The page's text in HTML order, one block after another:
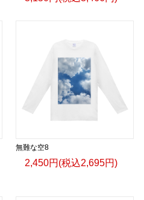
無難な空8
2,450円(税込2,695円)